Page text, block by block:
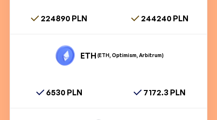
224890 PLN 244240 PLN
ETH (ETH, Optimism, Arbitrum)
6530 PLN 7172.3 PLN